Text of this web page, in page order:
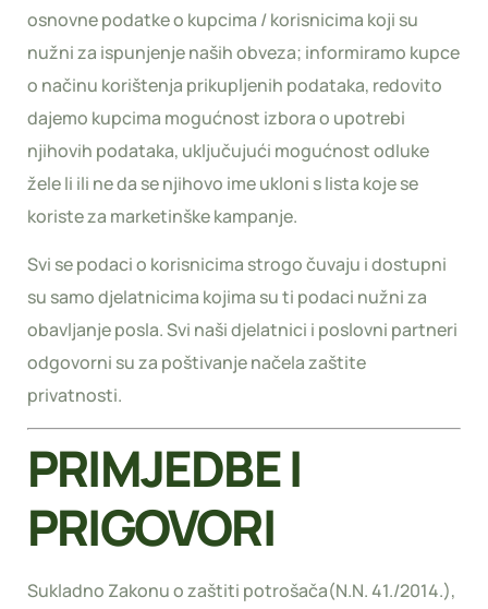
osnovne podatke o kupcima / korisnicima koji su
nužni za ispunjenje naših obveza; informiramo kupce
o načinu korištenja prikupljenih podataka, redovito
dajemo kupcima mogućnost izbora o upotrebi
njihovih podataka, uključujući mogućnost odluke
žele li ili ne da se njihovo ime ukloni s lista koje se
koriste za marketinške kampanje.
Svi se podaci o korisnicima strogo čuvaju i dostupni
su samo djelatnicima kojima su ti podaci nužni za
obavljanje posla. Svi naši djelatnici i poslovni partneri
odgovorni su za poštivanje načela zaštite
privatnosti.
PRIMJEDBE I
PRIGOVORI
Sukladno Zakonu o zaštiti potrošača(N.N. 41./2014.),